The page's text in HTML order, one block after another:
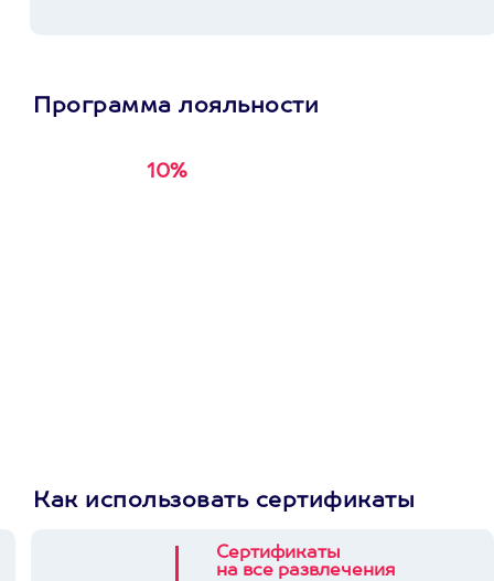
Программа лояльности
10%
Как использовать сертификаты
Сертификаты
на все развлечения